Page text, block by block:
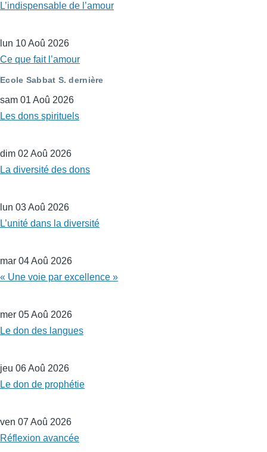
L’indispensable de l’amour
lun 10 Aoû 2026
Ce que fait l’amour
Ecole Sabbat S. dernière
sam 01 Aoû 2026
Les dons spirituels
dim 02 Aoû 2026
La diversité des dons
lun 03 Aoû 2026
L’unité dans la diversité
mar 04 Aoû 2026
« Une voie par excellence »
mer 05 Aoû 2026
Le don des langues
jeu 06 Aoû 2026
Le don de prophétie
ven 07 Aoû 2026
Réflexion avancée